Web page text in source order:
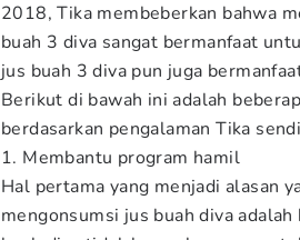
2018, Tika membeberkan bahwa
buah 3 diva sangat bermanfaat
jus buah 3 diva pun juga
Berikut di bawah ini adalah
berdasarkan pengalaman Tika
1. Membantu program hamil
Hal pertama yang menjadi alasan
mengonsumsi jus buah diva